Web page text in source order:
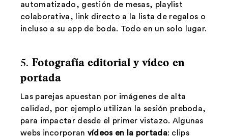
automatizado, gestión de mesas, playlist
colaborativa, link directo a la lista de regalos o
incluso a su app de boda. Todo en un solo lugar.
5. Fotografía editorial y vídeo en
portada
Las parejas apuestan por imágenes de alta
calidad, por ejemplo utilizan la sesión preboda,
para impactar desde el primer vistazo. Algunas
webs incorporan vídeos en la portada: clips